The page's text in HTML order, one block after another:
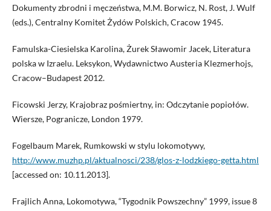
Dokumenty zbrodni i męczeństwa, M.M. Borwicz, N. Rost, J. Wulf
(eds.), Centralny Komitet Żydów Polskich, Cracow 1945.
Famulska-Ciesielska Karolina, Żurek Sławomir Jacek, Literatura
polska w Izraelu. Leksykon, Wydawnictwo Austeria Klezmerhojs,
Cracow–Budapest 2012.
Ficowski Jerzy, Krajobraz pośmiertny, in: Odczytanie popiołów.
Wiersze, Pogranicze, London 1979.
Fogelbaum Marek, Rumkowski w stylu lokomotywy,
http://www.muzhp.pl/aktualnosci/238/glos-z-lodzkiego-getta.html
[accessed on: 10.11.2013].
Frajlich Anna, Lokomotywa, “Tygodnik Powszechny” 1999, issue 8